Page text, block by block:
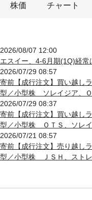
株価 チャート
2026/08/07 12:00
エスイー、4-6月期(1Q)経常
2026/07/29 08:57
寄前【成行注文】買い越し
型／小型株 ソレイジア、
2026/07/29 08:37
寄前【成行注文】買い越し
型／小型株 ＯＴＳ、ソレ
2026/07/21 08:57
寄前【成行注文】売り越し
型／小型株 ＪＳＨ、スト